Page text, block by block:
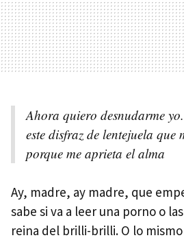
Ahora quiero desnudarme
este disfraz de lentejuela que
porque me aprieta el alma
Ay, madre, ay madre, que
sabe si va a leer una porno o
reina del brilli-brilli. O lo mismo